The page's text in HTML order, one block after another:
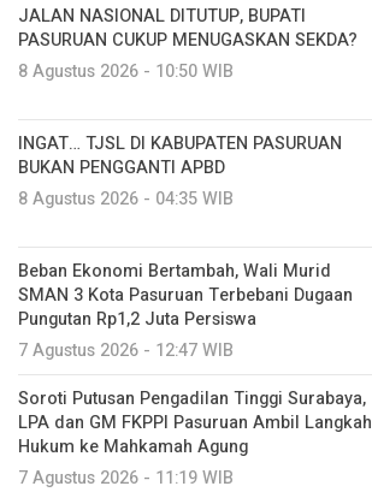
JALAN NASIONAL DITUTUP, BUPATI
PASURUAN CUKUP MENUGASKAN SEKDA?
8 Agustus 2026 - 10:50 WIB
INGAT… TJSL DI KABUPATEN PASURUAN
BUKAN PENGGANTI APBD
8 Agustus 2026 - 04:35 WIB
Beban Ekonomi Bertambah, Wali Murid
SMAN 3 Kota Pasuruan Terbebani Dugaan
Pungutan Rp1,2 Juta Persiswa
7 Agustus 2026 - 12:47 WIB
Soroti Putusan Pengadilan Tinggi Surabaya,
LPA dan GM FKPPI Pasuruan Ambil Langkah
Hukum ke Mahkamah Agung
7 Agustus 2026 - 11:19 WIB